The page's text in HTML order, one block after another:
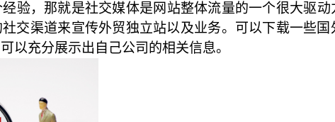
验，那就是社交媒体是网站整体流量的一个很大驱
交渠道来宣传外贸独立站以及业务。可以下载一些国
以充分展示出自己公司的相关信息。